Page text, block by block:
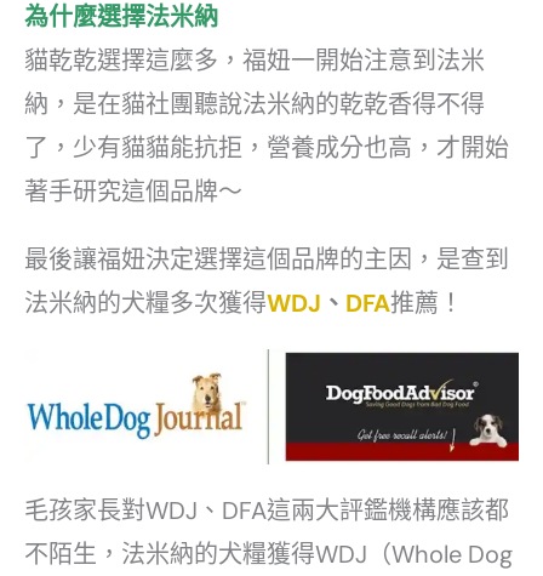
為什麼選擇法米納
貓乾乾選擇這麼多，福妞一開始注意到法米
納，是在貓社團聽說法米納的乾乾香得不得
了，少有貓貓能抗拒，營養成分也高，才開始
著手研究這個品牌～
最後讓福妞決定選擇這個品牌的主因，是查到
法米納的犬糧多次獲得WDJ 、 DFA推薦！
毛孩家長對WDJ、DFA這兩大評鑑機構應該都
不陌生，法米納的犬糧獲得WDJ（Whole Dog